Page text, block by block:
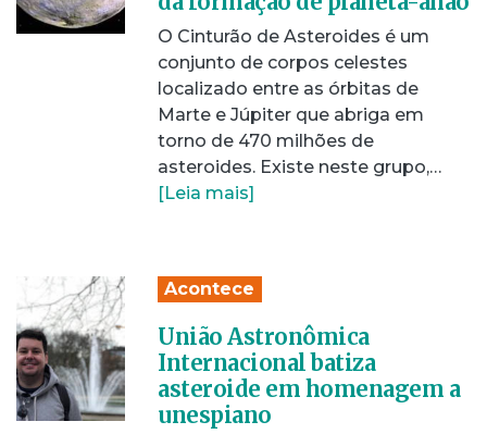
O Cinturão de Asteroides é um
conjunto de corpos celestes
localizado entre as órbitas de
Marte e Júpiter que abriga em
torno de 470 milhões de
asteroides. Existe neste grupo,…
[Leia mais]
Acontece
União Astronômica
Internacional batiza
asteroide em homenagem a
unespiano